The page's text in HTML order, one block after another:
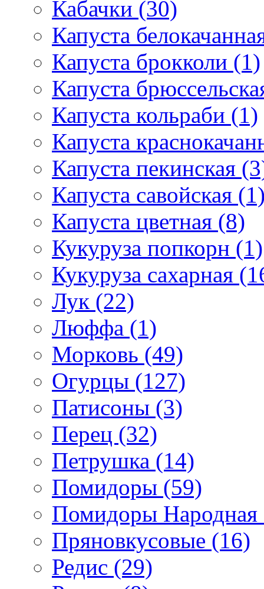
Кабачки (30)
Капуста
Капуста брокколи (1)
Капуста
Капуста кольраби (1)
Капуста
Капуста пекинская
Капуста савойская
Капуста цветная (8)
Кукуруза попкорн (1)
Кукуруза сахарная
Лук (22)
Люффа (1)
Морковь (49)
Огурцы (127)
Патисоны (3)
Перец (32)
Петрушка (14)
Помидоры (59)
Помидоры Народная
Пряновкусовые (16)
Редис (29)